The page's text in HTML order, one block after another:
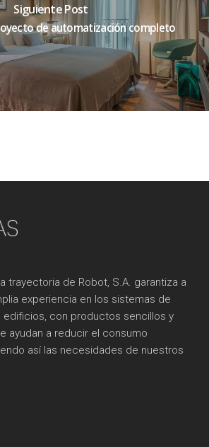
Siguiente Post
de automatización completo
trayectoria de Robot, S.A. garantiza a
experiencia en los sistemas de
edificios, con productos sencillos y
ayudan a reducir el consumo
así las necesidades de nuestros